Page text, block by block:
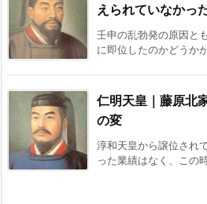
えられていなかっ
壬申の乱勃発の原因と
に即位したのかどうか
仁明天皇｜藤原北
の変
淳和天皇から譲位され
った業績はなく、この